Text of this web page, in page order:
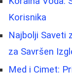
Korisnika
Najbolji Saveti
za Savršen
Med i Cimet: